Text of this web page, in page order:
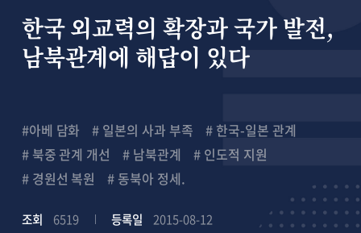
한국 외교력의 확장과 국가 발전,
남북관계에 해답이 있다
#아베 담화 # 일본의 사과 부족
# 한국-일본 관계
# 북중 관계 개선
# 남북관계
# 인도적 지원
# 경원선 복원
# 동북아 정세.
조회 6519 등록일 2015-08-12